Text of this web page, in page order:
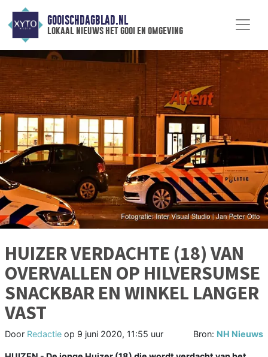
GOOISCHDAGBLAD.NL
lokaal nieuws het gooi en omgeving
HUIZER VERDACHTE (18) VAN
OVERVALLEN OP HILVERSUMSE
SNACKBAR EN WINKEL LANGER
VAST
Door Redactie op 9 juni 2020, 11:55 uur Bron: NH Nieuws